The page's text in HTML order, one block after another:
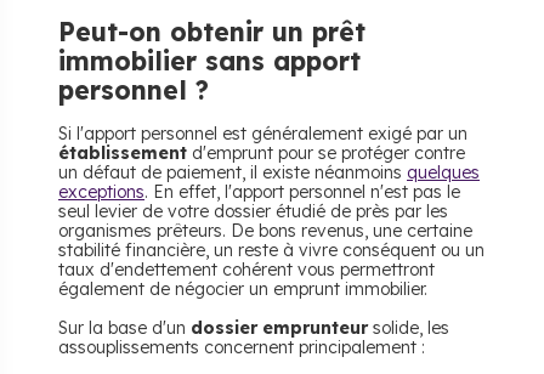
Peut-on obtenir un prêt
immobilier sans apport
personnel ?
Si l'apport personnel est généralement exigé par un
établissement d'emprunt pour se protéger contre
un défaut de paiement, il existe néanmoins quelques
exceptions. En effet, l'apport personnel n'est pas le
seul levier de votre dossier étudié de près par les
organismes prêteurs. De bons revenus, une certaine
stabilité financière, un reste à vivre conséquent ou un
taux d'endettement cohérent vous permettront
également de négocier un emprunt immobilier.
Sur la base d'un dossier emprunteursolide, les
assouplissements concernent principalement :